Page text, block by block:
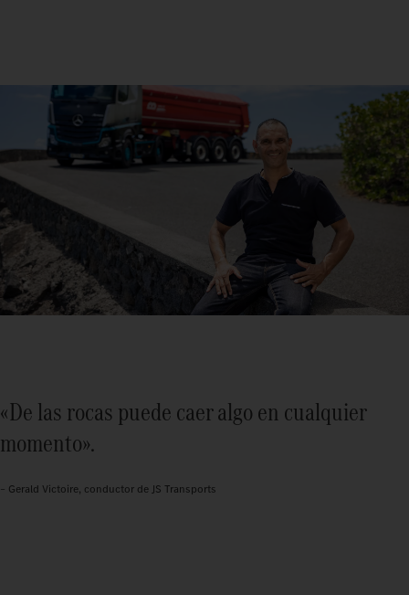
«De las rocas puede caer algo en cualquier
momento».
– Gerald Victoire, conductor de JS Transports